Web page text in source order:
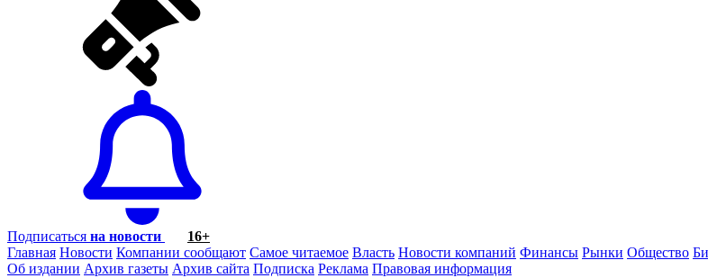
Подписаться на новости
16+
Главная Новости Компании сообщают Самое читаемое Власть Новости компаний Финансы Рынки Общество
Об издании Архив газеты Архив сайта Подписка Реклама Правовая информация